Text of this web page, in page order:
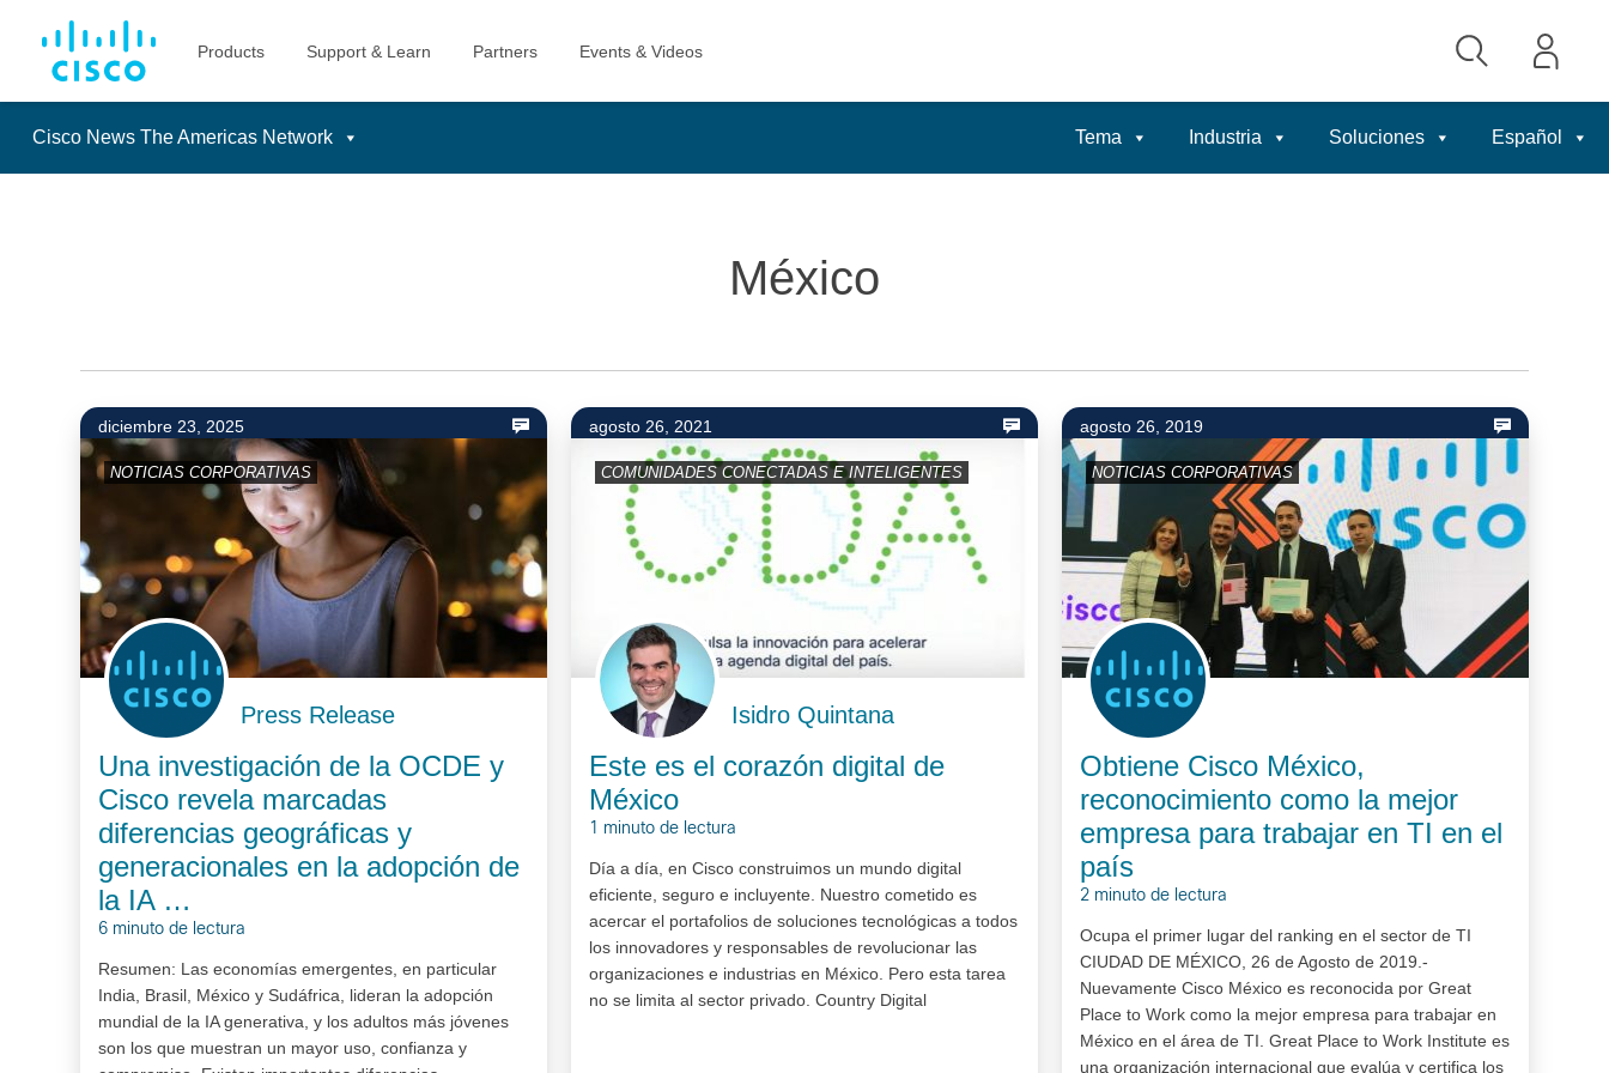
Cisco News The Americas Network Tema Industria Soluciones Español
México
diciembre 23, 2025
NOTICIAS CORPORATIVAS
Press Release
Una investigación de la OCDE y
Cisco revela marcadas
diferencias geográficas y
generacionales en la adopción de
la IA …
6 minuto de lectura
Resumen: Las economías emergentes, en particular
India, Brasil, México y Sudáfrica, lideran la adopción
mundial de la IA generativa, y los adultos más jóvenes
son los que muestran un mayor uso, confianza y
agosto 26, 2021
COMUNIDADES CONECTADAS E INTELIGENTES
Isidro Quintana
Este es el corazón digital de
México
1 minuto de lectura
Día a día, en Cisco construimos un mundo digital
eficiente, seguro e incluyente. Nuestro cometido es
acercar el portafolios de soluciones tecnológicas a todos
los innovadores y responsables de revolucionar las
organizaciones e industrias en México. Pero esta tarea
no se limita al sector privado. Country Digital
agosto 26, 2019
NOTICIAS CORPORATIVAS
Obtiene Cisco México,
reconocimiento como la mejor
empresa para trabajar en TI en el
país
2 minuto de lectura
Ocupa el primer lugar del ranking en el sector de TI
CIUDAD DE MÉXICO, 26 de Agosto de 2019.-
Nuevamente Cisco México es reconocida por Great
Place to Work como la mejor empresa para trabajar en
México en el área de TI. Great Place to Work Institute es
una organización internacional que evalúa y certifica los